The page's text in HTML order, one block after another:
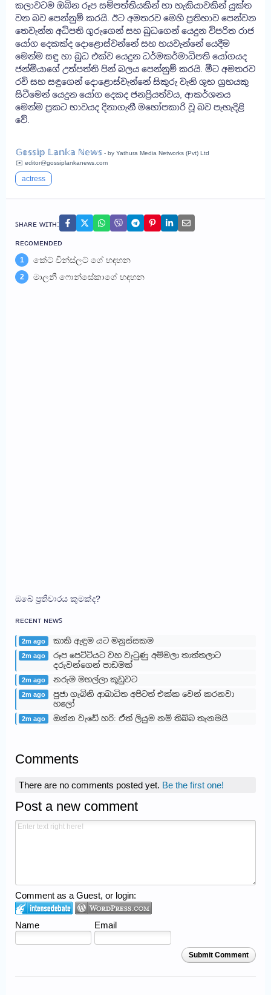
කලාවටම ඔබින රූප සම්පත්තියකින් හා හැකියාවකින් යුක්ත
වන බව පෙන්නුම් කරයි. ඊට අමතරව මෙහි ප්‍රතිභාව පෙන්වන
තෙවැන්න අධිපති ගුරුගෙන් සහ බුධගෙන් යෙදුන විපරිත රාජ
යෝග දෙකක්ද දොළොස්වන්නේ සහ හයවැන්නේ යෙදීම
මෙන්ම සඳු හා බුධ එක්ව යෙදුන ධර්මකර්මාධිපති යෝගයද
ජන්මියාගේ උත්පත්ති පින් බලය පෙන්නුම් කරයි. මීට අමතරව
රවි සහ සඳුගෙන් දොළොස්වැන්නේ සිකුරු වැනි ශුභ ග්‍රහයකු
සිටීමෙන් යෙදුන යෝග දෙකද ජනප්‍රියත්වය, ආකර්ශනය
මෙන්ම ප්‍රකට භාවයද දිනාගැනී මහෝපකාරි වූ බව පැහැදිළි
වේ.
𝔾𝕠𝕤𝕤𝕚𝕡 𝕃𝕒𝕟𝕜𝕒 ℕ𝕖𝕨𝕤 - by Yathura Media Networks (Pvt) Ltd
✉️ editor@gossiplankanews.com
actress
ꜱʜᴀʀᴇ ᴡɪᴛʜ:
ʀᴇᴄᴏᴍᴇɴᴅᴇᴅ
1 කේට් වින්ස්ලට් ගේ හඳහන
2 මාලනී ෆොන්සේකාගේ හඳහන
ඔබේ ප්‍රතිචාරය කුමක්ද?
ʀᴇᴄᴇɴᴛ ɴᴇᴡꜱ
2m ago කාකි ඇඳුම යට මනුස්සකම
2m ago
රූප පෙට්ටියට වහ වැටුණු අම්මලා තාත්තලාට
දරුවන්ගෙන් පාඩමක්
2m ago නරුම මහල්ලා කූඩුවට
2m ago
පුජා ගැබිනි ආබාධිත අපිටත් එක්ක වෙන් කරනවා
හලෝ
2m ago ඔන්න වැඩේ හරි: ඒත් ලියුම නම් තිබ්බ තැනමයි
Comments
There are no comments posted yet. Be the first one!
Post a new comment
Comment as a Guest, or login:
Name Email
Submit Comment